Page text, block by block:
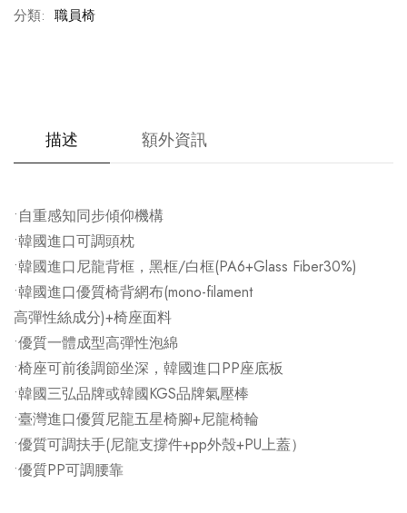
分類: 職員椅
描述 額外資訊
•自重感知同步傾仰機構
•韓國進口可調頭枕
•韓國進口尼龍背框，黑框/白框(PA6+Glass Fiber30%)
•韓國進口優質椅背網布(mono-filament
高彈性絲成分)+椅座面料
•優質一體成型高彈性泡綿
•椅座可前後調節坐深，韓國進口PP座底板
•韓國三弘品牌或韓國KGS品牌氣壓棒
•臺灣進口優質尼龍五星椅腳+尼龍椅輪
•優質可調扶手(尼龍支撐件+pp外殼+PU上蓋）
•優質PP可調腰靠